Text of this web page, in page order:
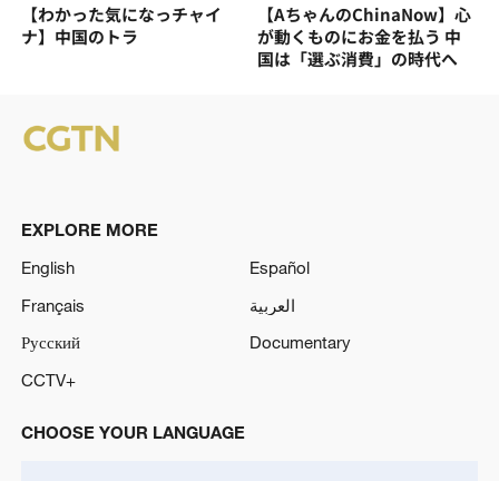
【わかった気になっチャイ
ナ】中国のトラ
【AちゃんのChinaNow】心
が動くものにお金を払う 中
国は「選ぶ消費」の時代へ
EXPLORE MORE
English
Español
Français
العربية
Русский
Documentary
CCTV+
CHOOSE YOUR LANGUAGE